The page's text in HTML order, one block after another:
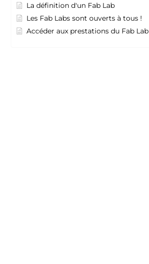
La définition d'un Fab Lab
Les Fab Labs sont ouverts à tous !
Accéder aux prestations du Fab Lab